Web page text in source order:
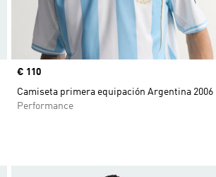
Precio
€ 110
Camiseta primera equipación Argentina 2006
Performance